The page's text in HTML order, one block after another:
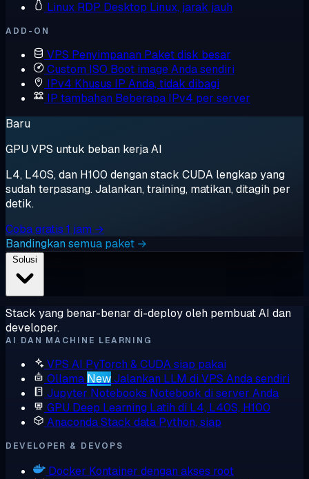
Linux RDP Desktop Linux, jarak jauh
ADD-ON
VPS Penyimpanan Paket disk besar
Custom ISO Boot image Anda sendiri
IPv4 Khusus IP Anda, tidak dibagi
IP tambahan Beberapa IPv4 per server
Baru
GPU VPS untuk beban kerja AI
L4, L40S, dan H100 dengan stack CUDA lengkap yang
sudah terpasang. Jalankan, training, matikan, ditagih per
detik.
Coba gratis 1 jam →
Bandingkan semua paket →
Stack yang benar-benar di-deploy oleh pembuat AI dan
developer.
AI DAN MACHINE LEARNING
VPS AI PyTorch & CUDA siap pakai
Ollama NewJalankan LLM di VPS Anda sendiri
Jupyter Notebooks Notebook di server Anda
GPU Deep Learning Latih di L4, L40S, H100
AnacondaStack data Python, siap
DEVELOPER & DEVOPS
Docker Kontainer dengan akses root